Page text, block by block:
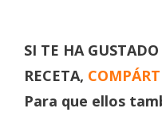
SI TE HA GUSTADO
RECETA,
Para que ellos